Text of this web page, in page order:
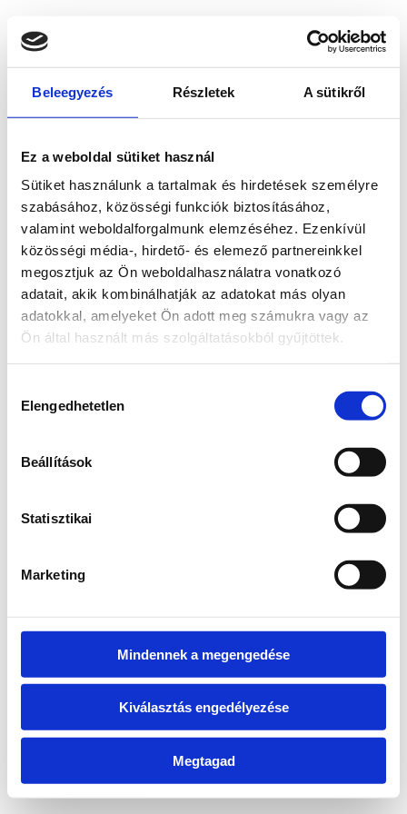
Beleegyezés Részletek A sütikről
Ez a weboldal sütiket használ
Sütiket használunk a tartalmak és hirdetések személyre
szabásához, közösségi funkciók biztosításához,
valamint weboldalforgalmunk elemzéséhez. Ezenkívül
közösségi média-, hirdető- és elemező partnereinkkel
megosztjuk az Ön weboldalhasználatra vonatkozó
adatait, akik kombinálhatják az adatokat más olyan
adatokkal, amelyeket Ön adott meg számukra vagy az
Ön által használt más szolgáltatásokból gyűjtöttek.
kiválasztása
Elengedhetetlen
Beállítások
Statisztikai
Marketing
Mindennek a megengedése
Kiválasztás engedélyezése
Megtagad
loadingwww.bicapp.hu
(see the browser console for more